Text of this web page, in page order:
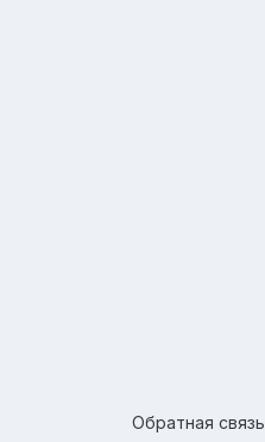
Обратная связь